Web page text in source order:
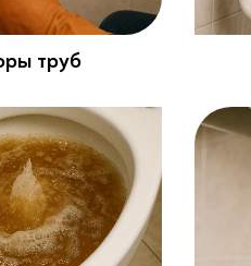
труб